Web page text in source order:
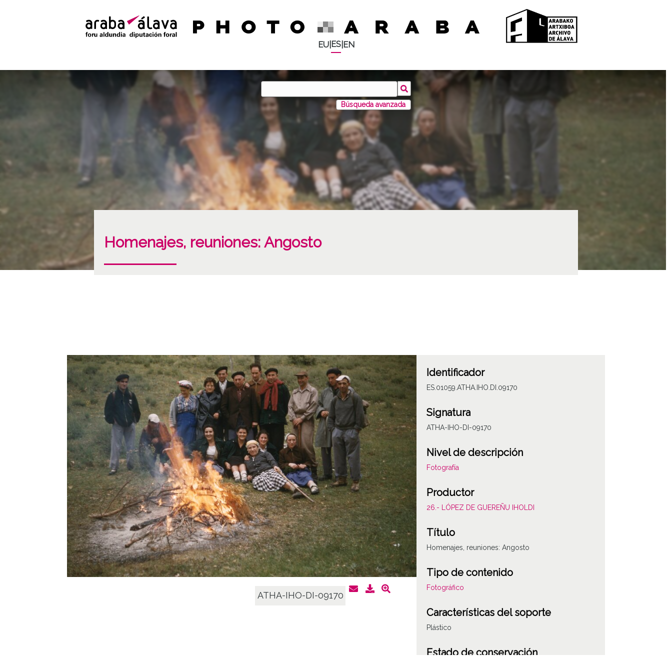
EU| ES| EN
Búsqueda avanzada
Homenajes, reuniones: Angosto
ATHA-IHO-DI-09170
Identificador
ES.01059.ATHA.IHO.DI.09170
Signatura
ATHA-IHO-DI-09170
Nivel de descripción
Fotografía
Productor
26.- LÓPEZ DE GUEREÑU IHOLDI
Título
Homenajes, reuniones: Angosto
Tipo de contenido
Fotográfico
Características del soporte
Plástico
Estado de conservación